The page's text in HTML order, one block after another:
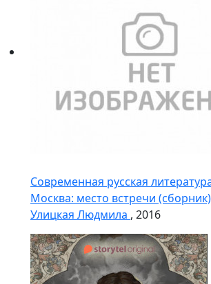
Современная русская
Москва: место встречи (сборник)
Улицкая Людмила , 2016